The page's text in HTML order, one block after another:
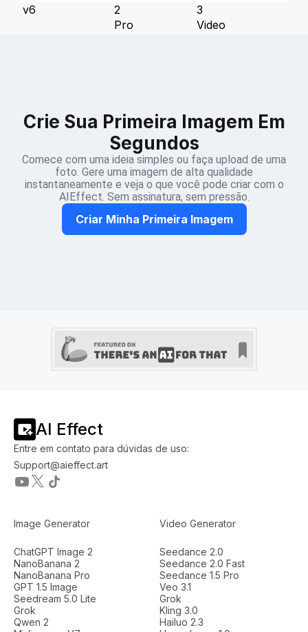
Crie Sua Primeira Imagem Em
Segundos
Comece com uma ideia simples ou faça upload de uma
foto. Gere uma imagem de alta qualidade
instantaneamente e veja o que você pode criar com o
AIEffect. Sem assinatura, sem pressão.
Criar Minha Primeira Imagem
AI Effect
Entre em contato para dúvidas de uso:
Support@aieffect.art
Image Generator
ChatGPT Image 2
NanoBanana 2
NanoBanana Pro
GPT 1.5 Image
Seedream 5.0 Lite
Grok
Qwen 2
Video Generator
Seedance 2.0
Seedance 2.0 Fast
Seedance 1.5 Pro
Veo 3.1
Grok
Kling 3.0
Hailuo 2.3